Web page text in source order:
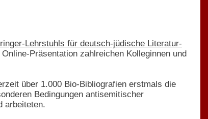
Lehrstuhls für deutsch-jüdische Literatur-
Präsentation zahlreichen Kolleginnen und
über 1.000 Bio-Bibliografien erstmals die
Bedingungen antisemitischer
arbeiteten.